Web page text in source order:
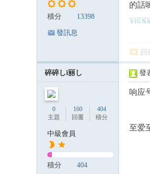
積分 13398
發訊息
的話
回
碎碎しī丽し
0
主題
160
回覆
404
積分
中級會員
積分 404
發
响应
至爱